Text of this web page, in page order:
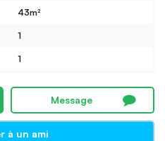
43m²
1
1
Message
à un ami